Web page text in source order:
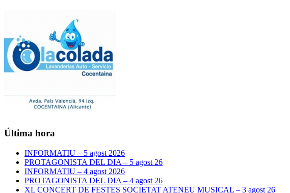
Última hora
INFORMATIU – 5 agost 2026
PROTAGONISTA DEL DIA – 5 agost 26
INFORMATIU – 4 agost 2026
PROTAGONISTA DEL DIA – 4 agost 26
XL CONCERT DE FESTES SOCIETAT ATENEU MUSICAL – 3 agost 26